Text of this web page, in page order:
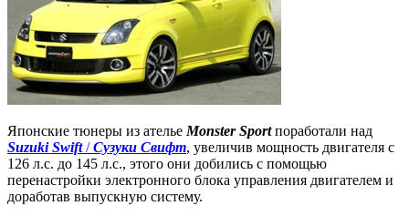
Японские тюнеры из ателье Monster Sportпоработали над
Suzuki Swift/Сузуки Свифт, увеличив мощность двигателя с
126 л.с. до 145 л.с., этого они добились с помощью
перенастройки электронного блока управления двигателем и
доработав выпускную систему.